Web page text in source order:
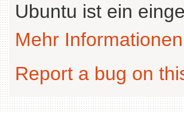
Ubuntu ist ein
Mehr
Report a bug on